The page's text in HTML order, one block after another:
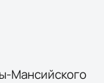
Мансийского